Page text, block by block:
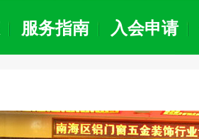
服务指南 入会申请